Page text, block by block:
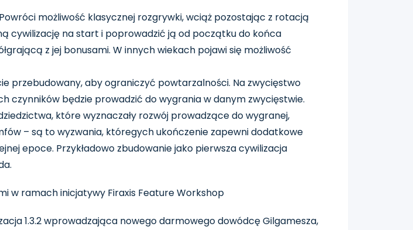
możliwość klasycznej rozgrywki, wciąż pozostając z rotacją
cywilizację na start i poprowadzić ją od początku do końca
z jej bonusami. W innych wiekach pojawi się możliwość
przebudowany, aby ograniczyć powtarzalności. Na zwycięstwo
czynników będzie prowadzić do wygrania w danym zwycięstwie.
które wyznaczały rozwój prowadzące do wygranej,
– są to wyzwania, któregych ukończenie zapewni dodatkowe
epoce. Przykładowo zbudowanie jako pierwsza cywilizacja
w ramach inicjatywy Firaxis Feature Workshop
1.3.2 wprowadzająca nowego darmowego dowódcę Gilgamesza,